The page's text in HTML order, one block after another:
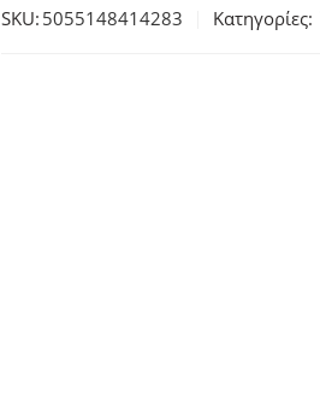
SKU: 5055148414283 Κατηγορίες: